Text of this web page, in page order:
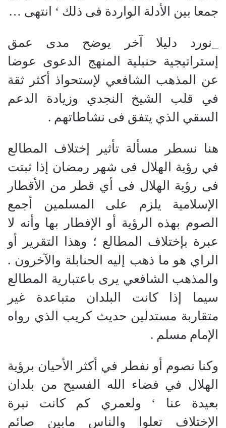
جمعا بين الأدلة الواردة فى ذلك ‘ انتهى …
_نورد دليلا آخر يوضح مدى عمق
إستراتيجية حنبلية المنهج الدعوى عوضا
عن المذهب الشافعي لإستحواذ أكثر ثقة
في قلب الشيخ النجدي وزيادة الدعم
السقي الذي يتفق فى نشاطاتهم .
هنا نسطر مسألة تأثير إختلاف المطالع
في رؤية الهلال فى شهر رمضان إذا ثبتت
فى رؤية الهلال فى أي قطر من الأقطار
الإسلامية يلزم على المسلمين أجمع
الصوم بهذه الرؤية أو الإفطار بها وأنه لا
عبرة بإختلاف المطالع ؛ وهذا التقرير أو
الراي هو ما ذهب إليه الحنابلة والآخرون .
والمذهب الشافعي يرى باعتبارية المطالع
سيما إذا كانت البلدان متباعدة غير
متقاربة مستدلين حديث كريب الذي رواه
الإمام مسلم .
وكنا نصوم أو نفطر في أكثر الأحيان برؤية
الهلال في فضاء الله الفسيح من بلدان
بعيدة عنا ‘ ولعمري كم كانت نبرة
الإختلاف تعلوا والناس مابين صائم